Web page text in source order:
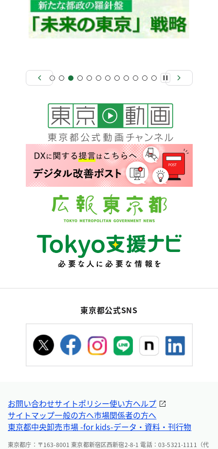
東京都公式SNS
お問い合わせサイトポリシー使い方ヘルプ
サイトマップ一般の方へ市場関係者の方へ
東京都中央卸売市場 -for kids-データ・資料・刊行物
東京都庁：〒163-8001 東京都新宿区西新宿2-8-1 電話：03-5321-1111（代